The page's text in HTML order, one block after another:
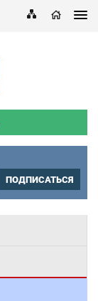
ПОДПИСАТЬСЯ